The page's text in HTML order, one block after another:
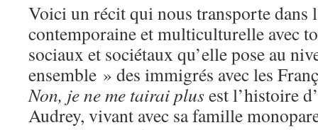
Voici un récit qui nous transporte dans
contemporaine et multiculturelle avec
sociaux et sociétaux qu’elle pose au
ensemble » des immigrés avec les
Non, je ne me tairai plusest l’histoire
Audrey, vivant avec sa famille